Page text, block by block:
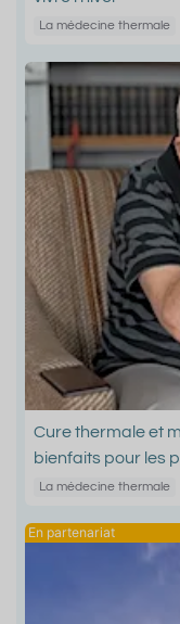
La médecine thermale
Cure thermale et
bienfaits pour les
La médecine thermale